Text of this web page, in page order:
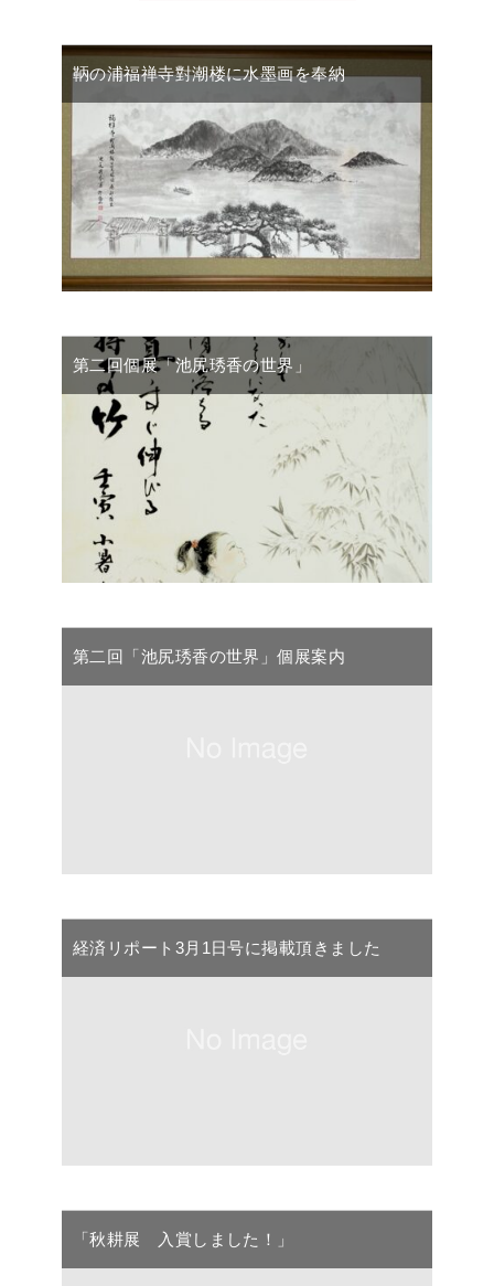
鞆の浦福禅寺對潮楼に水墨画を奉納
第二回個展「池尻琇香の世界」
第二回「池尻琇香の世界」個展案内
経済リポート3月1日号に掲載頂きました
「秋耕展 入賞しました！」